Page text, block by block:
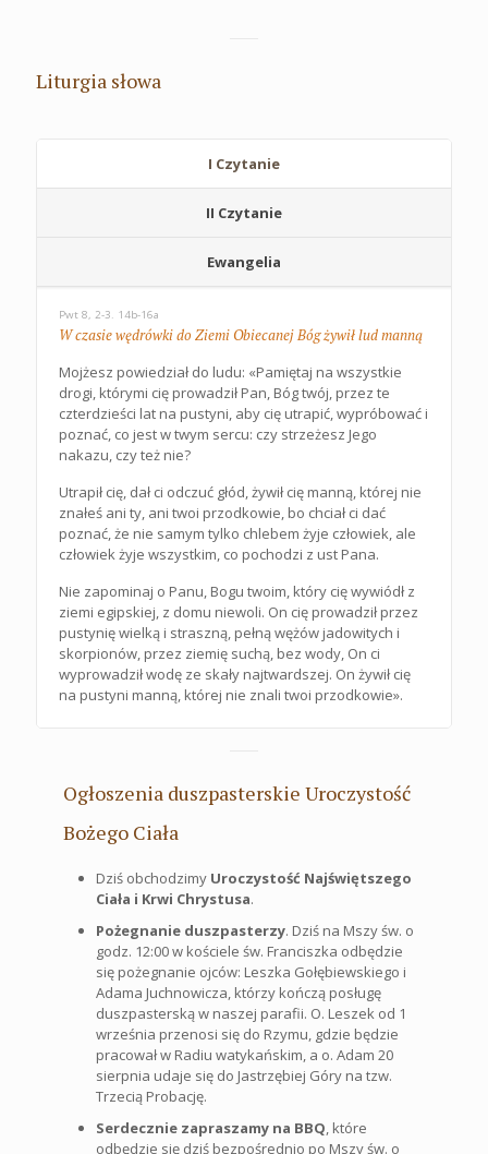
Liturgia słowa
I Czytanie
II Czytanie
Ewangelia
Pwt 8, 2-3. 14b-16a
W czasie wędrówki do Ziemi Obiecanej Bóg żywił lud manną
Mojżesz powiedział do ludu: «Pamiętaj na wszystkie
drogi, którymi cię prowadził Pan, Bóg twój, przez te
czterdzieści lat na pustyni, aby cię utrapić, wypróbować i
poznać, co jest w twym sercu: czy strzeżesz Jego
nakazu, czy też nie?
Utrapił cię, dał ci odczuć głód, żywił cię manną, której nie
znałeś ani ty, ani twoi przodkowie, bo chciał ci dać
poznać, że nie samym tylko chlebem żyje człowiek, ale
człowiek żyje wszystkim, co pochodzi z ust Pana.
Nie zapominaj o Panu, Bogu twoim, który cię wywiódł z
ziemi egipskiej, z domu niewoli. On cię prowadził przez
pustynię wielką i straszną, pełną wężów jadowitych i
skorpionów, przez ziemię suchą, bez wody, On ci
wyprowadził wodę ze skały najtwardszej. On żywił cię
na pustyni manną, której nie znali twoi przodkowie».
Ogłoszenia duszpasterskie Uroczystość
Bożego Ciała
Dziś obchodzimy Uroczystość Najświętszego
Ciała i Krwi Chrystusa.
Pożegnanie duszpasterzy. Dziś na Mszy św. o
godz. 12:00 w kościele św. Franciszka odbędzie
się pożegnanie ojców: Leszka Gołębiewskiego i
Adama Juchnowicza, którzy kończą posługę
duszpasterską w naszej parafii. O. Leszek od 1
września przenosi się do Rzymu, gdzie będzie
pracował w Radiu watykańskim, a o. Adam 20
sierpnia udaje się do Jastrzębiej Góry na tzw.
Trzecią Probację.
Serdecznie zapraszamy na BBQ, które
odbędzie się dziś bezpośrednio po Mszy św. o